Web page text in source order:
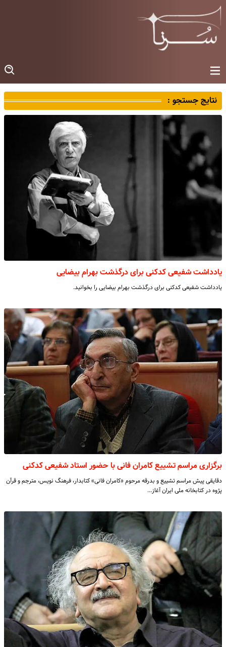
نتایج جستجو :
یادداشت شفیعی کدکنی برای درگذشت بهرام بیضایی
یادداشت شفیعی کدکنی برای درگذشت بهرام بیضایی را بخوانید.
برگزاری مراسم تشییع کامران فانی با حضور استاد شفیعی کدکنی
دقایقی پیش مراسم تشییع و بدرقه مرحوم «کامران فانی» کتابدار، فرهنگ نویس، مترجم و قرآن
پژوه در کتابخانه ملی ایران آغاز…